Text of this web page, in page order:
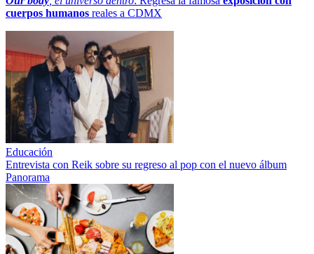
cuerpos humanos reales a CDMX
Educación
Entrevista con Reik sobre su regreso al pop con el nuevo álbum
Panorama